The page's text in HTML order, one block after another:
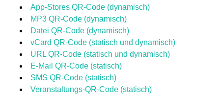
App-Stores QR-Code (dynamisch)
MP3 QR-Code (dynamisch)
Datei QR-Code (dynamisch)
vCard QR-Code (statisch und dynamisch)
URL QR-Code (statisch und dynamisch)
E-Mail QR-Code (statisch)
SMS QR-Code (statisch)
Veranstaltungs-QR-Code (statisch)